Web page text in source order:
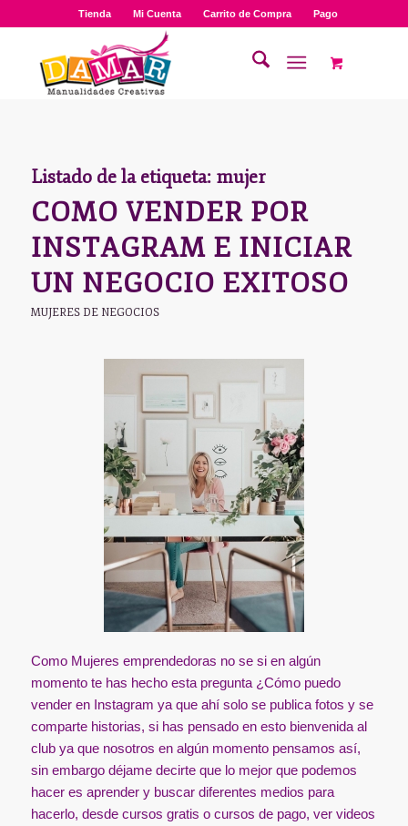
Tienda Mi Cuenta Carrito de Compra Pago
Listado de la etiqueta: mujer
COMO VENDER POR
INSTAGRAM E INICIAR
UN NEGOCIO EXITOSO
MUJERES DE NEGOCIOS
Como Mujeres emprendedoras no se si en algún
momento te has hecho esta pregunta ¿Cómo puedo
vender en Instagram ya que ahí solo se publica fotos y se
comparte historias, si has pensado en esto bienvenida al
club ya que nosotros en algún momento pensamos así,
sin embargo déjame decirte que lo mejor que podemos
hacer es aprender y buscar diferentes medios para
hacerlo, desde cursos gratis o cursos de pago, ver videos